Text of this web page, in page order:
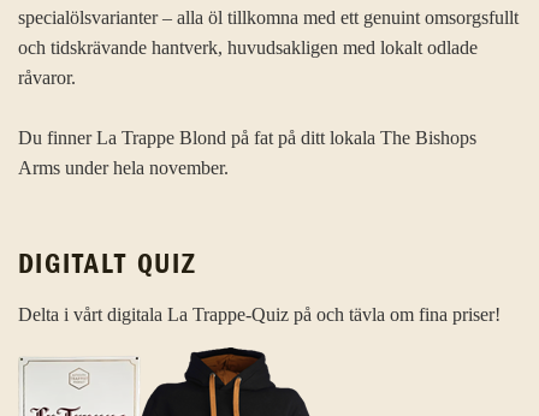
specialölsvarianter – alla öl tillkomna med ett genuint omsorgsfullt
och tidskrävande hantverk, huvudsakligen med lokalt odlade
råvaror.
Du finner La Trappe Blond på fat på ditt lokala The Bishops
Arms under hela november.
DIGITALT QUIZ
Delta i vårt digitala La Trappe-Quiz på och tävla om fina priser!